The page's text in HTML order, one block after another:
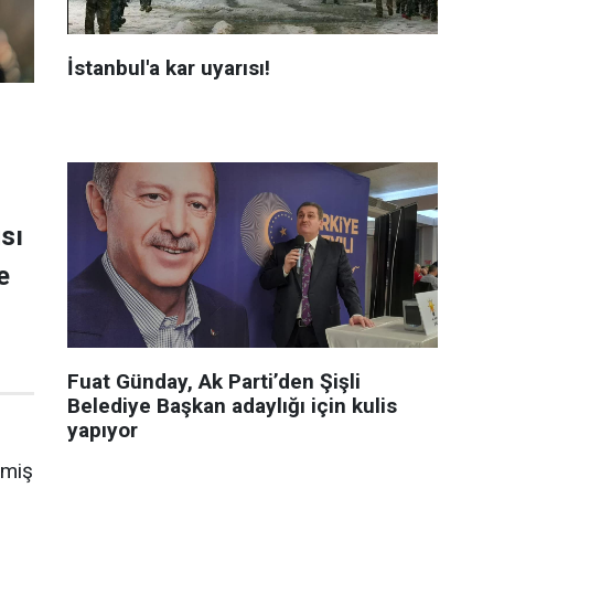
İstanbul'a kar uyarısı!
Fuat Günday, Ak Parti’den Şişli
Belediye Başkan adaylığı için kulis
yapıyor